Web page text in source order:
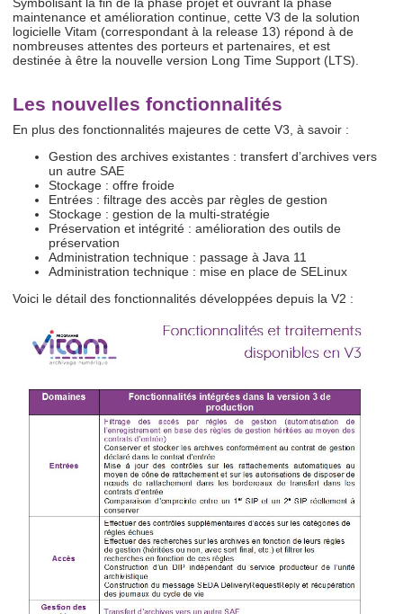
Symbolisant la fin de la phase projet et ouvrant la phase
maintenance et amélioration continue, cette V3 de la solution
logicielle Vitam (correspondant à la release 13) répond à de
nombreuses attentes des porteurs et partenaires, et est
destinée à être la nouvelle version Long Time Support (LTS).
Les nouvelles fonctionnalités
En plus des fonctionnalités majeures de cette V3, à savoir :
Gestion des archives existantes : transfert d’archives vers
un autre SAE
Stockage : offre froide
Entrées : filtrage des accès par règles de gestion
Stockage : gestion de la multi-stratégie
Préservation et intégrité : amélioration des outils de
préservation
Administration technique : passage à Java 11
Administration technique : mise en place de SELinux
Voici le détail des fonctionnalités développées depuis la V2 :